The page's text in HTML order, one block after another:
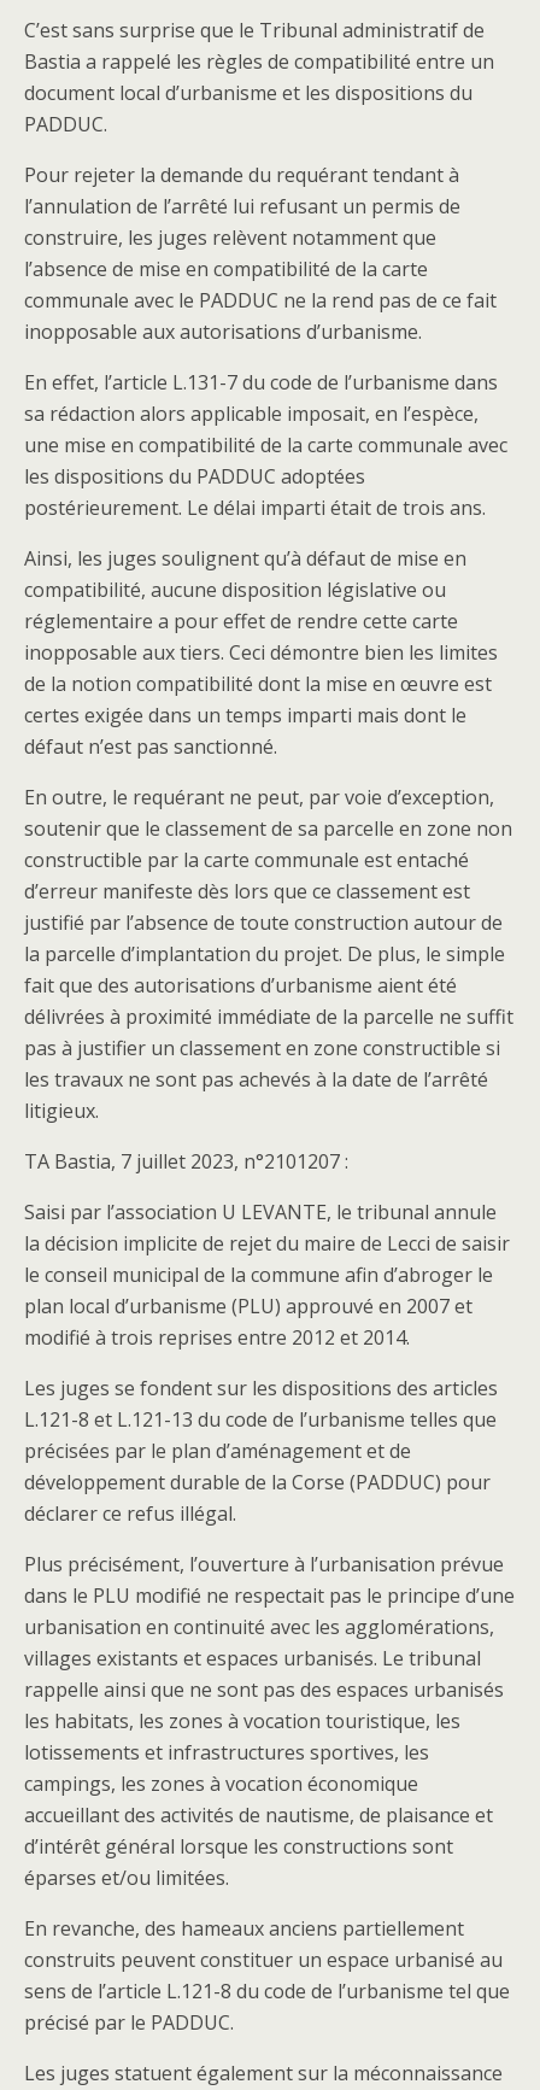
C’est sans surprise que le Tribunal administratif de
Bastia a rappelé les règles de compatibilité entre un
document local d’urbanisme et les dispositions du
PADDUC.
Pour rejeter la demande du requérant tendant à
l’annulation de l’arrêté lui refusant un permis de
construire, les juges relèvent notamment que
l’absence de mise en compatibilité de la carte
communale avec le PADDUC ne la rend pas de ce fait
inopposable aux autorisations d’urbanisme.
En effet, l’article L.131-7 du code de l’urbanisme dans
sa rédaction alors applicable imposait, en l’espèce,
une mise en compatibilité de la carte communale avec
les dispositions du PADDUC adoptées
postérieurement. Le délai imparti était de trois ans.
Ainsi, les juges soulignent qu’à défaut de mise en
compatibilité, aucune disposition législative ou
réglementaire a pour effet de rendre cette carte
inopposable aux tiers. Ceci démontre bien les limites
de la notion compatibilité dont la mise en œuvre est
certes exigée dans un temps imparti mais dont le
défaut n’est pas sanctionné.
En outre, le requérant ne peut, par voie d’exception,
soutenir que le classement de sa parcelle en zone non
constructible par la carte communale est entaché
d’erreur manifeste dès lors que ce classement est
justifié par l’absence de toute construction autour de
la parcelle d’implantation du projet. De plus, le simple
fait que des autorisations d’urbanisme aient été
délivrées à proximité immédiate de la parcelle ne suffit
pas à justifier un classement en zone constructible si
les travaux ne sont pas achevés à la date de l’arrêté
litigieux.
TA Bastia, 7 juillet 2023, n°2101207 :
Saisi par l’association U LEVANTE, le tribunal annule
la décision implicite de rejet du maire de Lecci de saisir
le conseil municipal de la commune afin d’abroger le
plan local d’urbanisme (PLU) approuvé en 2007 et
modifié à trois reprises entre 2012 et 2014.
Les juges se fondent sur les dispositions des articles
L.121-8 et L.121-13 du code de l’urbanisme telles que
précisées par le plan d’aménagement et de
développement durable de la Corse (PADDUC) pour
déclarer ce refus illégal.
Plus précisément, l’ouverture à l’urbanisation prévue
dans le PLU modifié ne respectait pas le principe d’une
urbanisation en continuité avec les agglomérations,
villages existants et espaces urbanisés. Le tribunal
rappelle ainsi que ne sont pas des espaces urbanisés
les habitats, les zones à vocation touristique, les
lotissements et infrastructures sportives, les
campings, les zones à vocation économique
accueillant des activités de nautisme, de plaisance et
d’intérêt général lorsque les constructions sont
éparses et/ou limitées.
En revanche, des hameaux anciens partiellement
construits peuvent constituer un espace urbanisé au
sens de l’article L.121-8 du code de l’urbanisme tel que
précisé par le PADDUC.
Les juges statuent également sur la méconnaissance